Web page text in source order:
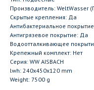
Производитель: WeltWasser
Скрытые крепления: Да
Антибактериальное
Антигрязевое покрытие: Да
Водоотталкивающее
Крепежный комплект: Нет
Серия: WW AISBACH
lwh: 240x450x120 mm
Weight: 7500 g